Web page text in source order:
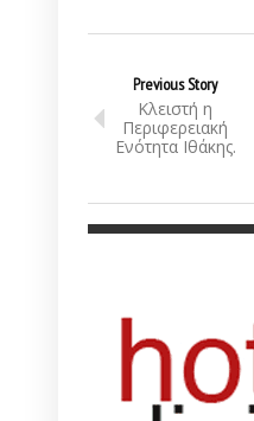
Previous Story
Κλειστή η
Περιφερειακή
Ενότητα Ιθάκης.